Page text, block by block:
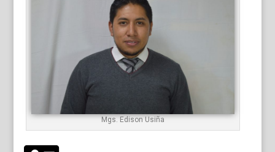
Mgs. Edison Usiña